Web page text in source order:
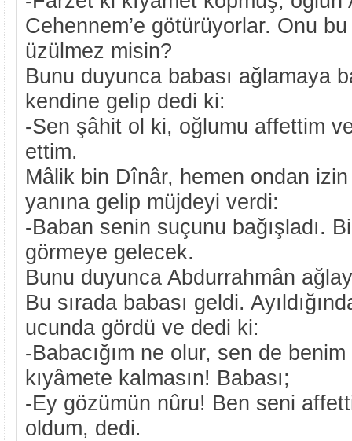
Cehennem’e götürüyorlar. Onu
üzülmez misin?
Bunu duyunca babası ağlamaya
kendine gelip dedi ki:
-Sen şâhit ol ki, oğlumu affettim
ettim.
Mâlik bin Dînâr, hemen ondan
yanına gelip müjdeyi verdi:
-Baban senin suçunu bağışladı.
görmeye gelecek.
Bunu duyunca Abdurrahmân
Bu sırada babası geldi.
ucunda gördü ve dedi ki:
-Babacığım ne olur, sen de
kıyâmete kalmasın! Babası;
-Ey gözümün nûru! Ben seni
oldum, dedi.